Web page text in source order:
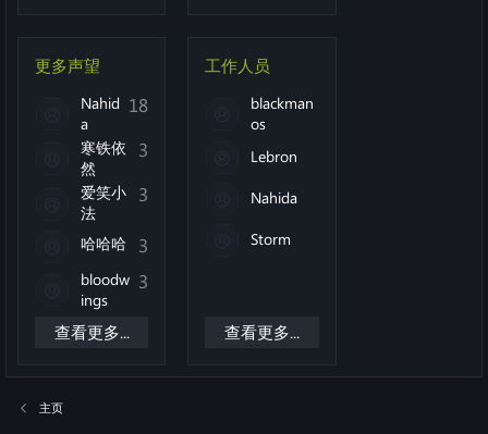
更多声望
18
Nahid
a
3
寒铁依
然
3
爱笑小
法
3
哈哈哈
3
bloodw
ings
查看更多...
工作人员
blackman
os
Lebron
Nahida
Storm
查看更多...
主页